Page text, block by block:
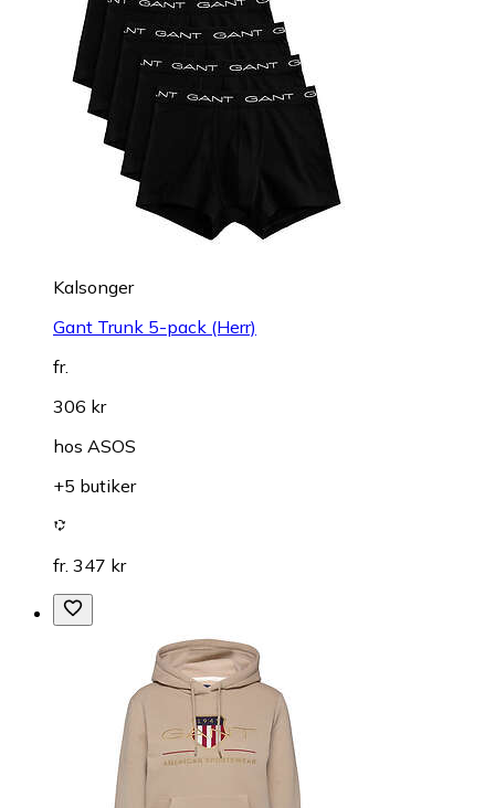
Kalsonger
Gant Trunk 5-pack (Herr)
fr.
306 kr
hos ASOS
+5 butiker
fr. 347 kr